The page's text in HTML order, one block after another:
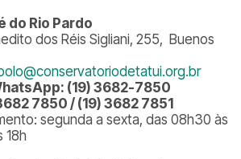
do Rio Pardo
dos Réis Sigliani, 255, Buenos
(19) 3682-7850
7850 / (19) 3682 7851
segunda a sexta, das 08h30 às
18h